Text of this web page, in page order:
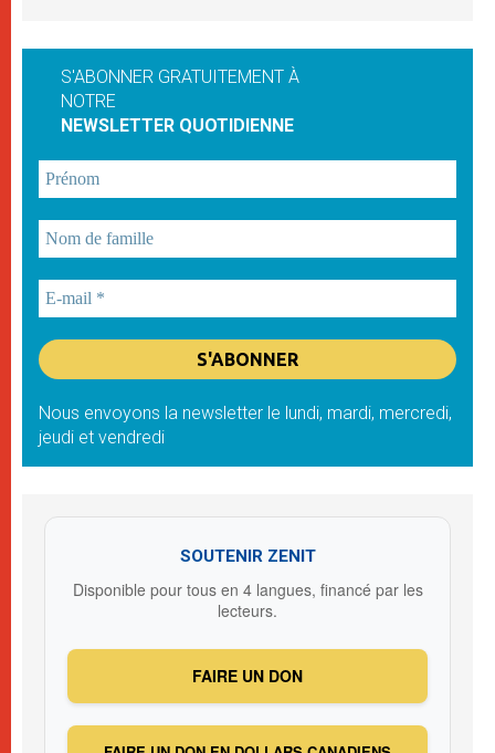
S'ABONNER GRATUITEMENT À
NOTRE
NEWSLETTER QUOTIDIENNE
Nous envoyons la newsletter le lundi, mardi, mercredi,
jeudi et vendredi
SOUTENIR ZENIT
Disponible pour tous en 4 langues, financé par les
lecteurs.
FAIRE UN DON